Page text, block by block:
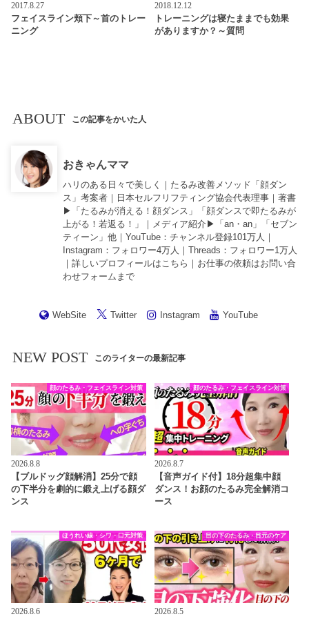
2017.8.27
フェイスライン頬下～首のトレー
ニング
2018.12.12
トレーニングは寝たままでも効果
がありますか？～質問
ABOUT この記事をかいた人
おきゃんママ
ハリのある日々で美しく｜たるみ改善メソッド「顔ダン
ス」考案者｜日本セルフリフティング協会代表理事｜著書
▶︎「 たるみが消える！顔ダンス 」「 顔ダンスで即たるみが
上がる！若返る！ 」｜メディア紹介▶︎「an・an」「セブン
ティーン」他｜YouTube ：チャンネル登録101万人｜
Instagram ：フォロワー4万人｜Threads ：フォロワー1万人
｜詳しいプロフィールはこちら ｜お仕事の依頼はお問い合
わせフォーム まで
WebSite Twitter Instagram YouTube
NEW POST このライターの最新記事
顔のたるみ・フェイスライン対策
2026.8.8
【ブルドッグ顔解消】25分で顔
の下半分を劇的に鍛え上げる顔ダ
ンス
顔のたるみ・フェイスライン対策
2026.8.7
【音声ガイド付】18分超集中顔
ダンス！お顔のたるみ完全解消コ
ース
ほうれい線・シワ・口元対策
2026.8.6
目の下のたるみ・目元のケア
2026.8.5